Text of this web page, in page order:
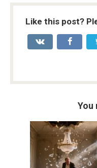
Like this post?
You